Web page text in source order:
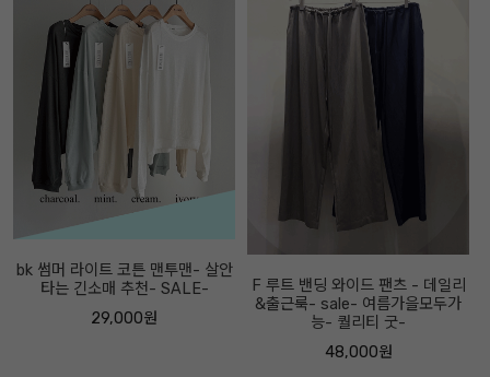
bk 썸머 라이트 코튼 맨투맨- 살안
타는 긴소매 추천- SALE-
29,000원
F 루트 밴딩 와이드 팬츠 - 데일리
&출근룩- sale- 여름가을모두가
능- 퀄리티 굿-
48,000원